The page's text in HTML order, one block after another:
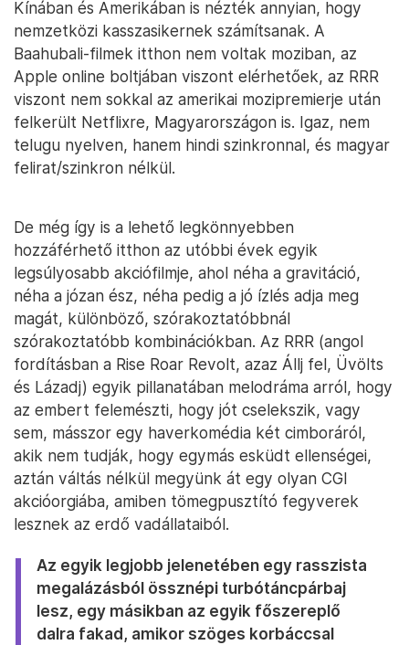
Kínában és Amerikában is nézték annyian, hogy
nemzetközi kasszasikernek számítsanak. A
Baahubali-filmek itthon nem voltak moziban, az
Apple online boltjában viszont elérhetőek, az RRR
viszont nem sokkal az amerikai mozipremierje után
felkerült Netflixre, Magyarországon is. Igaz, nem
telugu nyelven, hanem hindi szinkronnal, és magyar
felirat/szinkron nélkül.
De még így is a lehető legkönnyebben
hozzáférhető itthon az utóbbi évek egyik
legsúlyosabb akciófilmje, ahol néha a gravitáció,
néha a józan ész, néha pedig a jó ízlés adja meg
magát, különböző, szórakoztatóbbnál
szórakoztatóbb kombinációkban. Az RRR (angol
fordításban a Rise Roar Revolt, azaz Állj fel, Üvölts
és Lázadj) egyik pillanatában melodráma arról, hogy
az embert felemészti, hogy jót cselekszik, vagy
sem, másszor egy haverkomédia két cimboráról,
akik nem tudják, hogy egymás esküdt ellenségei,
aztán váltás nélkül megyünk át egy olyan CGI
akcióorgiába, amiben tömegpusztító fegyverek
lesznek az erdő vadállataiból.
Az egyik legjobb jelenetében egy rasszista
megalázásból össznépi turbótáncpárbaj
lesz, egy másikban az egyik főszereplő
dalra fakad, amikor szöges korbáccsal